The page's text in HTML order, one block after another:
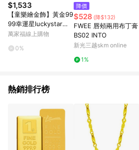
$1,533
【童樂繪金飾】黃金99
99幸運星luckystar小
金豆0.03錢 約重3厘±1
萬家福線上購物
0%
降價
$528 (降$132)
FWEE 唇頰兩用布丁膏
BS02 INTO
新光三越skm online
1%
熱銷排行榜